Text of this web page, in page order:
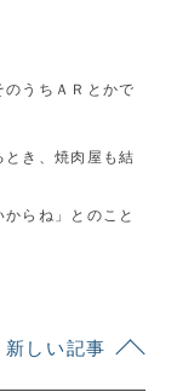
うちＡＲとかで
き、焼肉屋も結
らね」とのこと
新しい記事